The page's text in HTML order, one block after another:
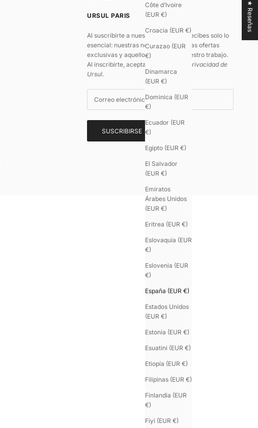
Côte d’Ivoire
(EUR €)
Croacia (EUR €)
Curazao (EUR
€)
Dinamarca
(EUR €)
Dominica (EUR
€)
Ecuador (EUR
€)
Egipto (EUR €)
El Salvador
(EUR €)
Emiratos
Árabes Unidos
(EUR €)
Eritrea (EUR €)
Eslovaquia (EUR
€)
Eslovenia (EUR
€)
España (EUR €)
Estados Unidos
(EUR €)
Estonia (EUR €)
Esuatini (EUR €)
Etiopía (EUR €)
Filipinas (EUR €)
Finlandia (EUR
€)
Fiyi (EUR €)
URSUL PARIS
Al suscribirte a nuestra newsletter, recibes solo lo
esencial: nuestras novedades, algunas ofertas
exclusivas y aquello que impulsa nuestro trabajo.
Al inscribirte, aceptas
la política de privacidad de
Ursul.
SUSCRIBIRSE
★ Reseñas